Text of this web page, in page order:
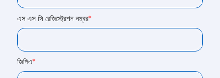
এস এস সি রেজিস্ট্রেশন নম্বর*
জিপিএ*